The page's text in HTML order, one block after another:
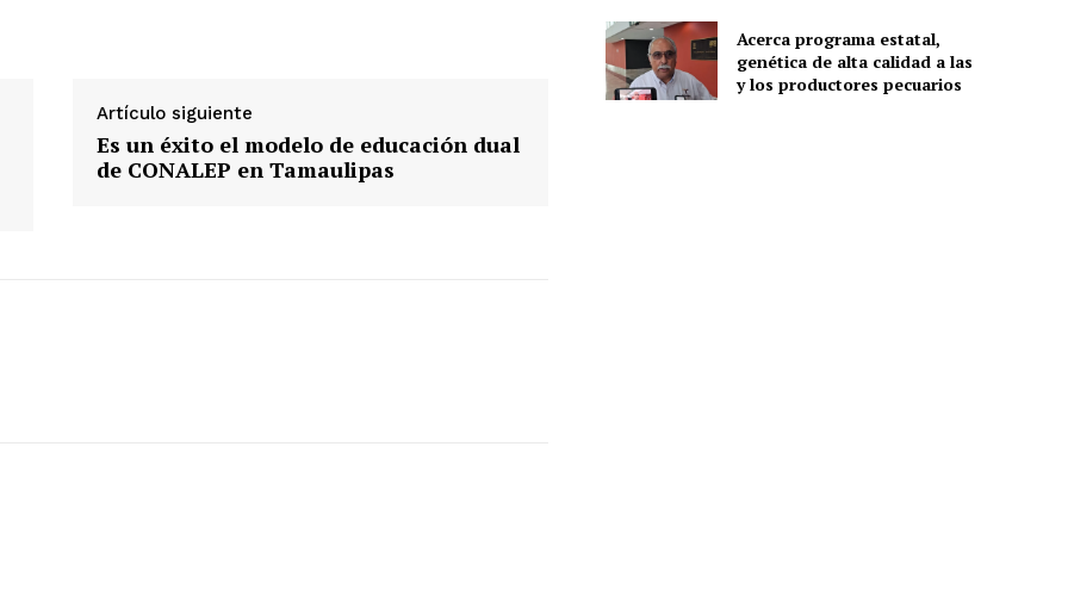
Artículo siguiente
Es un éxito el modelo de educación dual
de CONALEP en Tamaulipas
Acerca programa estatal,
genética de alta calidad a las
y los productores pecuarios